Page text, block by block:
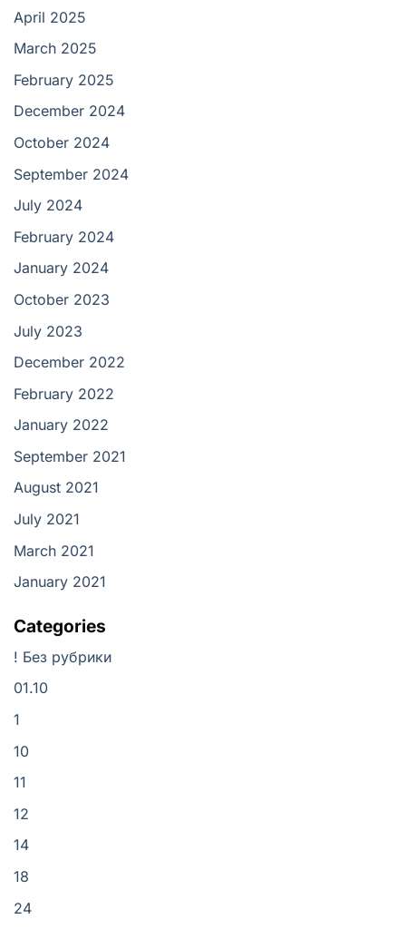
April 2025
March 2025
February 2025
December 2024
October 2024
September 2024
July 2024
February 2024
January 2024
October 2023
July 2023
December 2022
February 2022
January 2022
September 2021
August 2021
July 2021
March 2021
January 2021
Categories
! Без рубрики
01.10
1
10
11
12
14
18
24